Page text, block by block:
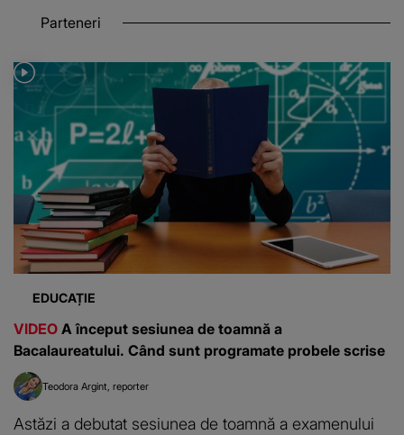
Parteneri
EDUCAȚIE
VIDEO A început sesiunea de toamnă a
Bacalaureatului. Când sunt programate probele scrise
Teodora Argint reporter
Astăzi a debutat sesiunea de toamnă a examenului